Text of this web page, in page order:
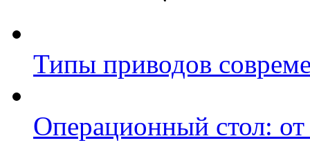
Типы приводов
Операционный стол: